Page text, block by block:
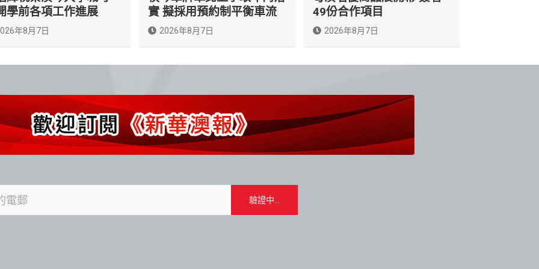
學前各項工作進展
年8月7日
實 擬採用預約制平衡車流
2026年8月7日
49份合作項目
2026年8月7日